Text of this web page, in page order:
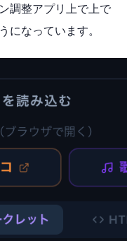
調整アプリ上で上で
になっています。